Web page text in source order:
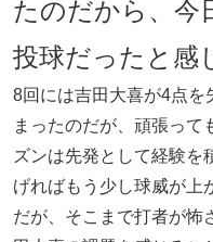
たのだから、今
投球だったと感
8回には吉田大喜が4点を
まったのだが、頑張って
ズンは先発として経験を
げればもう少し球威が上
だが、そこまで打者が怖